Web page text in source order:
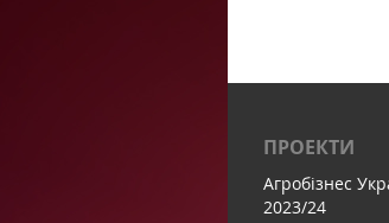
ПРОЕКТИ
Агробізнес
2023/24